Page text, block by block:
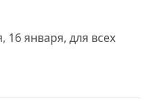
16 января, для всех